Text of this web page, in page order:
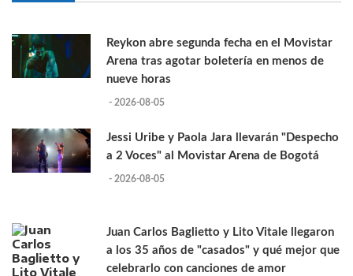
Reykon abre segunda fecha en el Movistar
Arena tras agotar boletería en menos de
nueve horas
- 2026-08-05
Jessi Uribe y Paola Jara llevarán "Despecho
a 2 Voces" al Movistar Arena de Bogotá
- 2026-08-05
Juan Carlos Baglietto y Lito Vitale llegaron
a los 35 años de "casados" y qué mejor que
celebrarlo con canciones de amor